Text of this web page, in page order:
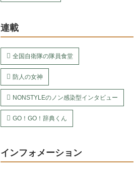
連載
全国自衛隊の隊員食堂
防人の女神
NONSTYLEのノン感染型インタビュー
GO！GO！辞典くん
インフォメーション